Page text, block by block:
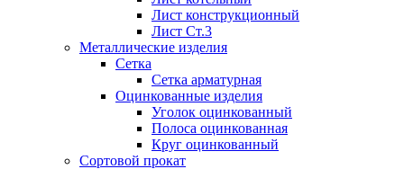
Лист конструкционный
Лист Ст.3
Металлические изделия
Сетка
Сетка арматурная
Оцинкованные изделия
Уголок оцинкованный
Полоса оцинкованная
Круг оцинкованный
Сортовой прокат